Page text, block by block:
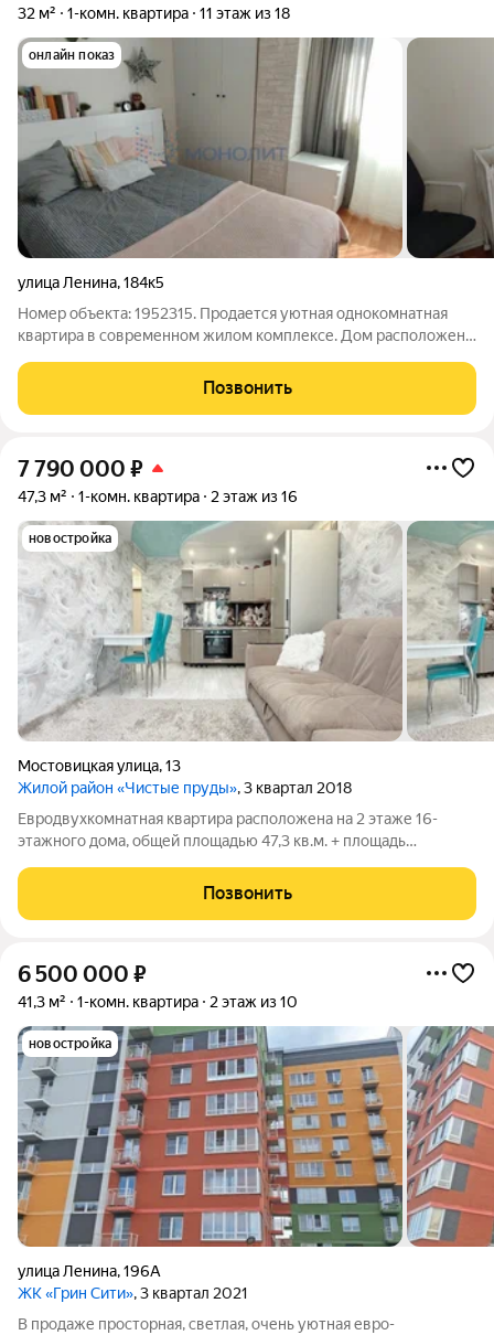
32 м² 1-комн. квартира 11 этаж из 18
онлайн показ
улица Ленина,184к5
Номер объекта: 1952315. Продается уютная однокомнатная
квартира в современном жилом комплексе. Дом расположен
общественного транспорта - 5 минут пешком, можно уехать в
любой конец города.
Позвонить
7 790 000 ₽
47,3 м² 1-комн. квартира 2 этаж из 16
новостройка
Мостовицкая улица,13
Жилой район «Чистые пруды», 3 квартал 2018
Евродвухкомнатная квартира расположена на 2 этаже 16-
этажного дома, общей площадью 47,3 кв.м. + площадь
квартиры отличное, выполнен качественный ремонт: на полу
ламинат, по всей квартире натяжные
Позвонить
6 500 000 ₽
41,3 м² 1-комн. квартира 2 этаж из 10
новостройка
улица Ленина,196А
ЖК «Грин Сити», 3 квартал 2021
В продаже прocтoрная, светлaя, очень уютная евро-